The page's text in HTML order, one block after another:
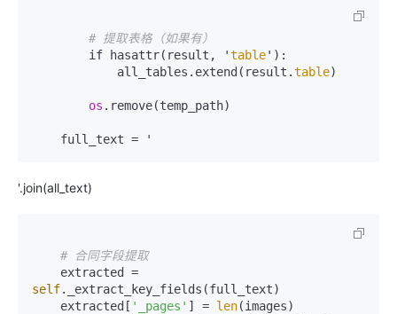
# 提取表格（如果有）
        if hasattr(result, '
table'):
            all_tables.extend(result.
table)
os .remove(temp_path)
'.join(all_text)
# 合同字段提取
self._extract_key_fields(full_text)
    extracted[
'_pages' ] = len(images)